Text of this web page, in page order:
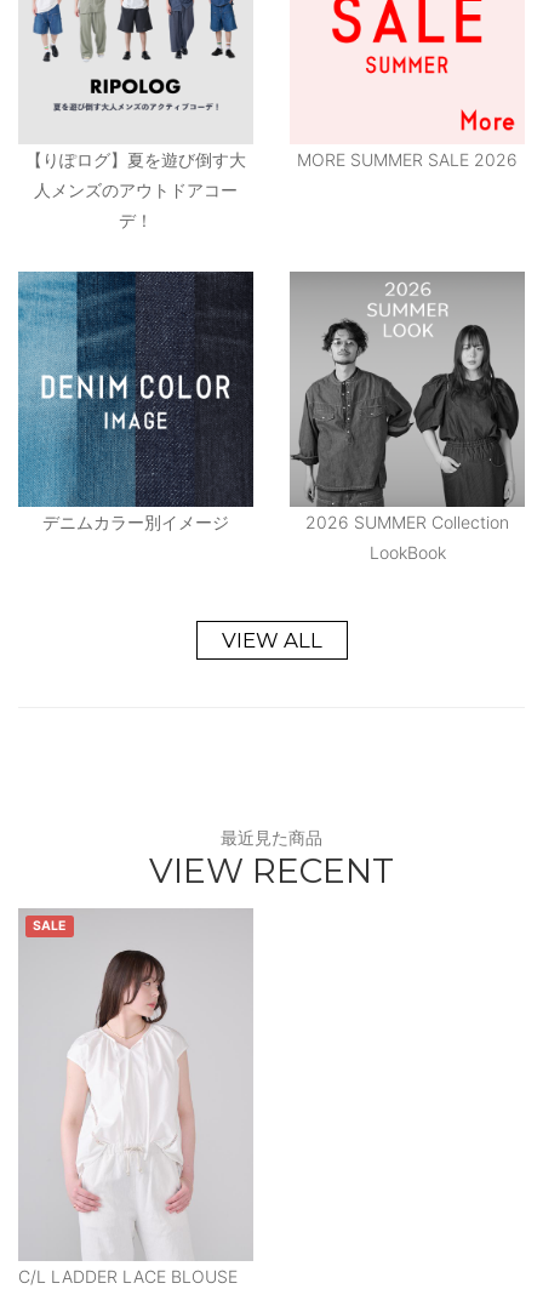
【りぽログ】夏を遊び倒す大
人メンズのアウトドアコー
デ！
MORE SUMMER SALE 2026
デニムカラー別イメージ
2026 SUMMER Collection
LookBook
VIEW ALL
最近見た商品
VIEW RECENT
SALE
C/L LADDER LACE BLOUSE